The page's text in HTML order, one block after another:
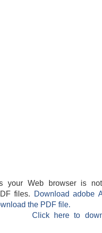
your Web browser is
files.
Download adobe
the PDF file.
Click here to